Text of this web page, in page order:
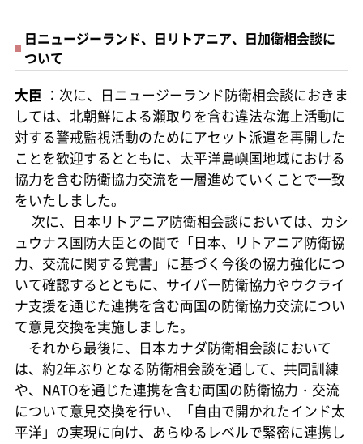
日ニュージーランド、日リトアニア、日加衛相会談に
ついて
大臣 ：次に、日ニュージーランド防衛相会談におきま
しては、北朝鮮による瀬取りを含む違法な海上活動に
対する警戒監視活動のためにアセット派遣を再開した
ことを歓迎するとともに、太平洋島嶼国地域における
協力を含む防衛協力交流を一層進めていくことで一致
をいたしました。
次に、日本リトアニア防衛相会談においては、カシ
ュウナス国防大臣との間で「日本、リトアニア防衛協
力、交流に関する覚書」に基づく今後の協力強化につ
いて確認するとともに、サイバー防衛協力やウクライ
ナ支援を通じた連携を含む両国の防衛協力交流につい
て意見交換を実施しました。
それから最後に、日本カナダ防衛相会談において
は、約2年ぶりとなる防衛相会談を通して、共同訓練
や、NATOを通じた連携を含む両国の防衛協力・交流
について意見交換を行い、「自由で開かれたインド太
平洋」の実現に向け、あらゆるレベルで緊密に連携し